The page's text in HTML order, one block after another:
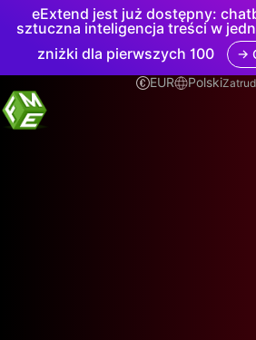
eExtend jest już dostępny:
sztuczna inteligencja treści w
zniżki dla pierwszych 100
→
EUR
Polski